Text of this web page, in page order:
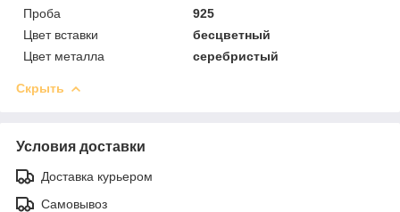
Проба
925
Цвет вставки
бесцветный
Цвет металла
серебристый
Скрыть
Условия доставки
Доставка курьером
Самовывоз